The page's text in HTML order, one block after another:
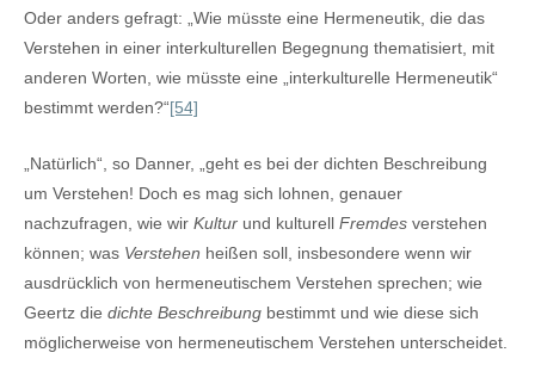
Oder anders gefragt: „Wie müsste eine Hermeneutik, die das
Verstehen in einer interkulturellen Begegnung thematisiert, mit
anderen Worten, wie müsste eine „interkulturelle Hermeneutik“
bestimmt werden?“[54]
„Natürlich“, so Danner, „geht es bei der dichten Beschreibung
um Verstehen! Doch es mag sich lohnen, genauer
nachzufragen, wie wir Kultur und kulturell Fremdes verstehen
können; was Verstehen heißen soll, insbesondere wenn wir
ausdrücklich von hermeneutischem Verstehen sprechen; wie
Geertz die dichte Beschreibung bestimmt und wie diese sich
möglicherweise von hermeneutischem Verstehen unterscheidet.